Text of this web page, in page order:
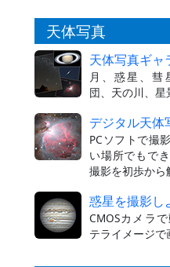
天体写真
天体写真ギャ
月、惑星、彗
団、天の川、
デジタル天体
PCソフトで撮
い場所でもで
撮影を初歩から
惑星を撮影し
CMOSカメラ
テライメージで